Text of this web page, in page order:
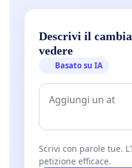
Descrivi il
vedere
Basato su IA
Scrivi con parole tue.
petizione efficace.